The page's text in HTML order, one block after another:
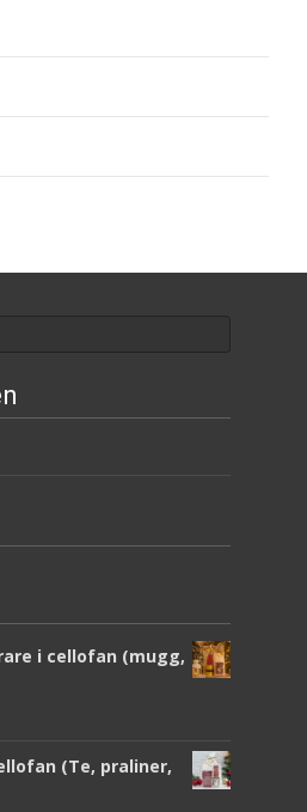
i cellofan (mugg,
(Te, praliner,